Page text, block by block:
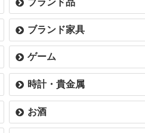
ブランド品
ブランド家具
ゲーム
時計・貴金属
お酒